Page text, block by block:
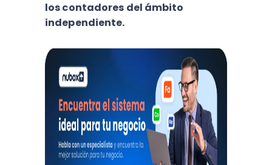
los contadores del ámbito
independiente.